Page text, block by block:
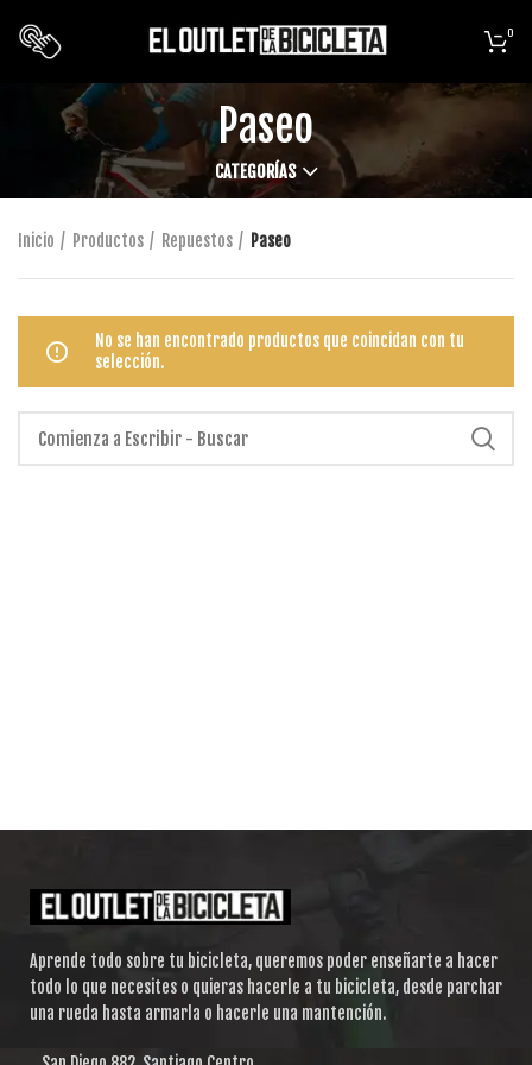
0
Paseo
CATEGORÍAS
Inicio Productos Repuestos Paseo
No se han encontrado productos que coincidan con tu
selección.
Aprende todo sobre tu bicicleta, queremos poder enseñarte a hacer
todo lo que necesites o quieras hacerle a tu bicicleta, desde parchar
una rueda hasta armarla o hacerle una mantención.